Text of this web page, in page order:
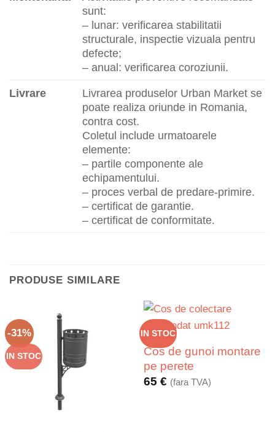
sunt:
– lunar: verificarea stabilitatii
structurale, inspectie vizuala pentru
defecte;
– anual: verificarea coroziunii.
Livrare
Livrarea produselor Urban Market se
poate realiza oriunde in Romania,
contra cost.
Coletul include urmatoarele
elemente:
– partile componente ale
echipamentului.
– proces verbal de predare-primire.
– certificat de garantie.
– certificat de conformitate.
PRODUSE SIMILARE
-31%
IN STOC
IN STOC
Cos de gunoi montare
pe perete
65 € (fara TVA)